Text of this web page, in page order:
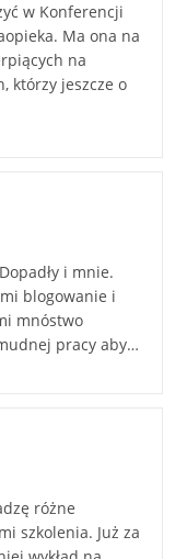
w Konferencji
Ma ona na
na
którzy jeszcze o
i mnie.
blogowanie i
mnóstwo
pracy aby…
różne
szkolenia. Już za